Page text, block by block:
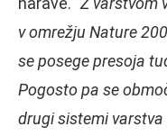
v omrežju Nature
se posege presoja
Pogosto pa se
drugi sistemi varstva